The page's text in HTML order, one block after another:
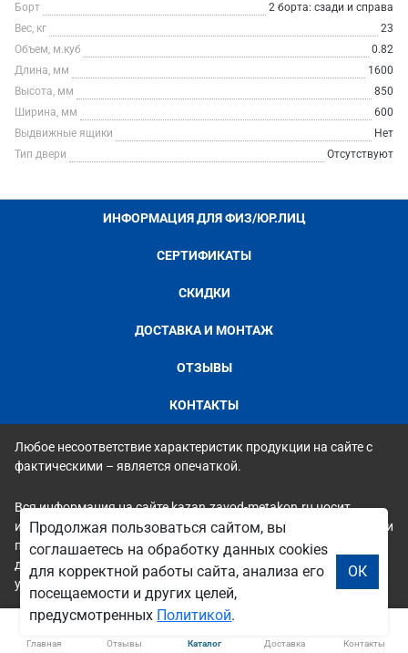
Борт
2 борта: сзади и справа
Вес, кг
23
Объем, м.куб
0.82
Длина, мм
1600
Высота, мм
850
Ширина, мм
600
Выдвижные ящики
Нет
Тип двери
Отсутствуют
ИНФОРМАЦИЯ ДЛЯ ФИЗ/ЮР.ЛИЦ
СЕРТИФИКАТЫ
СКИДКИ
ДОСТАВКА И МОНТАЖ
ОТЗЫВЫ
КОНТАКТЫ
Любое несоответствие характеристик продукции на сайте с
фактическими – является опечаткой.
Вся информация на сайте kazan.zavod-metakon.ru носит
исключительно ознакомительный и справочный характер и ни
при каких условиях не является публичной офертой. Всю
дополнительную информацию можно узнать по телефонам
указанным на сайте.
Главная Отзывы Каталог Доставка Контакты
Продолжая пользоваться сайтом, вы
соглашаетесь на обработку данных cookies
для корректной работы сайта, анализа его
посещаемости и других целей,
предусмотренных Политикой.
ОК